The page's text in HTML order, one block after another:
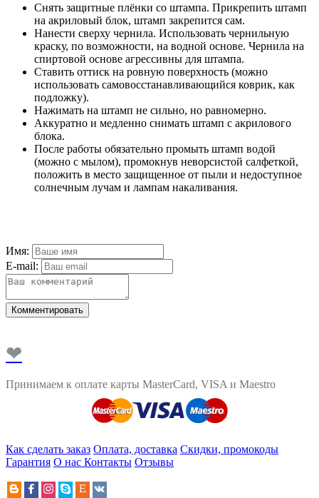
Снять защитные плёнки со штампа. Прикрепить штамп
на акриловый блок, штамп закрепится сам.
Нанести сверху чернила. Использовать чернильную
краску, по возможности, на водной основе. Чернила на
спиртовой основе агрессивны для штампа.
Ставить оттиск на ровную поверхность (можно
использовать самовосстанавливающийся коврик, как
подложку).
Нажимать на штамп не сильно, но равномерно.
Аккуратно и медленно снимать штамп с акрилового
блока.
После работы обязательно промыть штамп водой
(можно с мылом), промокнув неворсистой салфеткой,
положить в место защищенное от пыли и недоступное
солнечным лучам и лампам накаливания.
Имя:
E-mail:
Комментировать
❤
Принимаем к оплате карты MasterCard, VISA и Maestro
Как сделать заказ Оплата, доставка Скидки, промокоды
Гарантия О нас Контакты Отзывы